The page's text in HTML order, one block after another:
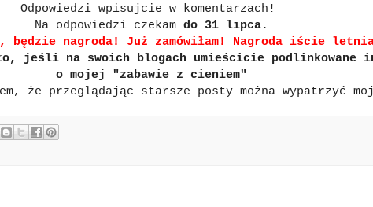
Odpowiedzi wpisujcie w komentarzach!
Na odpowiedzi czekam do 31 lipca.
będzie nagroda! Już zamówiłam! Nagroda iście
jeśli na swoich blogach umieścicie podlinkowane
o mojej "zabawie z cieniem"
że przeglądając starsze posty można wypatrzyć